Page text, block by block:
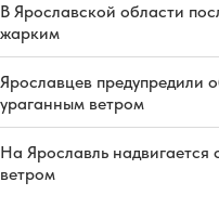
В Ярославской области
жарким
Ярославцев предупредили
ураганным ветром
На Ярославль
ветром